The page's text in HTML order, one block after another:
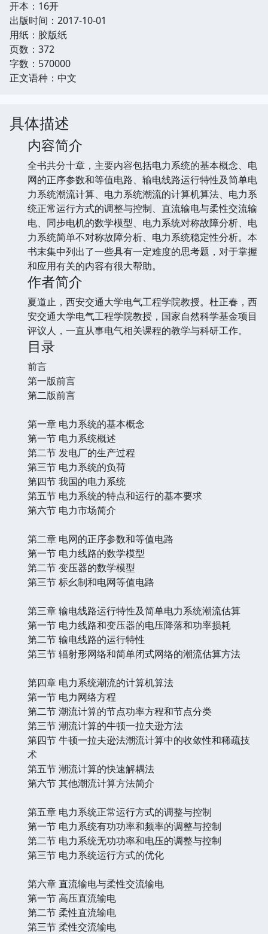
开本：16开
出版时间：2017-10-01
用纸：胶版纸
页数：372
字数：570000
正文语种：中文
具体描述
内容简介
全书共分十章，主要内容包括电力系统的基本概念、电
网的正序参数和等值电路、输电线路运行特性及简单电
力系统潮流计算、电力系统潮流的计算机算法、电力系
统正常运行方式的调整与控制、直流输电与柔性交流输
电、同步电机的数学模型、电力系统对称故障分析、电
力系统简单不对称故障分析、电力系统稳定性分析。本
书末集中列出了一些具有一定难度的思考题，对于掌握
和应用有关的内容有很大帮助。
作者简介
夏道止，西安交通大学电气工程学院教授。杜正春，西
安交通大学电气工程学院教授，国家自然科学基金项目
评议人，一直从事电气相关课程的教学与科研工作。
目录
前言
第一版前言
第二版前言
第一章 电力系统的基本概念
第一节 电力系统概述
第二节 发电厂的生产过程
第三节 电力系统的负荷
第四节 我国的电力系统
第五节 电力系统的特点和运行的基本要求
第六节 电力市场简介
第二章 电网的正序参数和等值电路
第一节 电力线路的数学模型
第二节 变压器的数学模型
第三节 标幺制和电网等值电路
第三章 输电线路运行特性及简单电力系统潮流估算
第一节 电力线路和变压器的电压降落和功率损耗
第二节 输电线路的运行特性
第三节 辐射形网络和简单闭式网络的潮流估算方法
第四章 电力系统潮流的计算机算法
第一节 电力网络方程
第二节 潮流计算的节点功率方程和节点分类
第三节 潮流计算的牛顿一拉夫逊方法
第四节 牛顿一拉夫逊法潮流计算中的收敛性和稀疏技
术
第五节 潮流计算的快速解耦法
第六节 其他潮流计算方法简介
第五章 电力系统正常运行方式的调整与控制
第一节 电力系统有功功率和频率的调整与控制
第二节 电力系统无功功率和电压的调整与控制
第三节 电力系统运行方式的优化
第六章 直流输电与柔性交流输电
第一节 高压直流输电
第二节 柔性直流输电
第三节 柔性交流输电